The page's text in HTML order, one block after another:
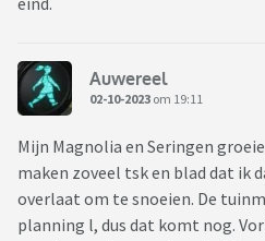
Auwereel
02-10-2023 om 19:11
Mijn Magnolia en Seringen
maken zoveel tsk en blad dat ik
overlaat om te snoeien. De
planning l, dus dat komt nog.